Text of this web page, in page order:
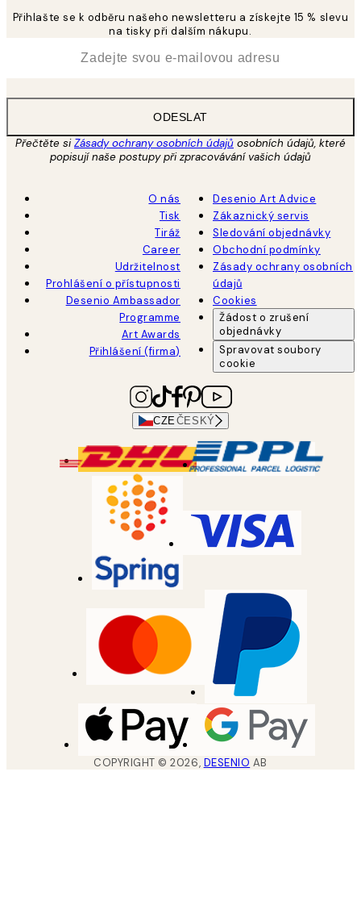
Přihlašte se k odběru našeho newsletteru a získejte 15 % slevu
na tisky při dalším nákupu.
ODESLAT
Přečtěte siZásady ochrany osobních údajů osobních údajů, které
popisují naše postupy při zpracovávání vašich údajů
O nás
Tisk
Tiráž
Career
Udržitelnost
Prohlášení o přístupnosti
Desenio Ambassador
Programme
Art Awards
Přihlášení (firma)
Desenio Art Advice
Zákaznický servis
Sledování objednávky
Obchodní podmínky
Zásady ochrany osobních
údajů
Cookies
Žádost o zrušení
objednávky
Spravovat soubory
cookie
CZEČESKÝ
COPYRIGHT ©2026, DESENIO AB